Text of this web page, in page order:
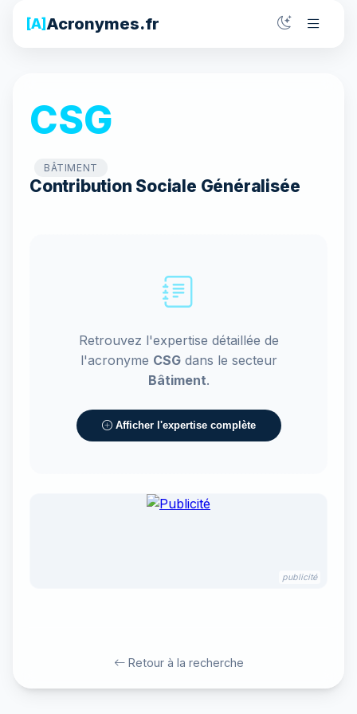
[A]Acronymes.fr
CSG
BÂTIMENT
Contribution Sociale Généralisée
Retrouvez l'expertise détaillée de
l'acronyme CSGdans le secteur
Bâtiment.
Afficher l'expertise complète
publicité
Retour à la recherche